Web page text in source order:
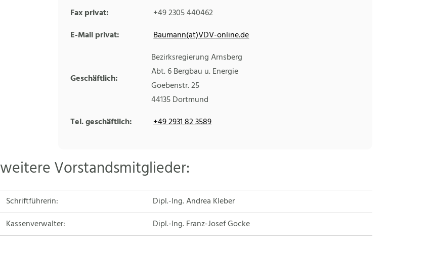
Fax privat:
+49 2305 440462
E-Mail privat:
Baumann(at)VDV-online.de
Geschäftlich:
Bezirksregierung Arnsberg
Abt. 6 Bergbau u. Energie
Goebenstr. 25
44135Dortmund
Tel. geschäftlich:
+49 2931 82 3589
weitere Vorstandsmitglieder:
Schriftführerin:
Dipl.-Ing. Andrea Kleber
Kassenverwalter:
Dipl.-Ing. Franz-Josef Gocke